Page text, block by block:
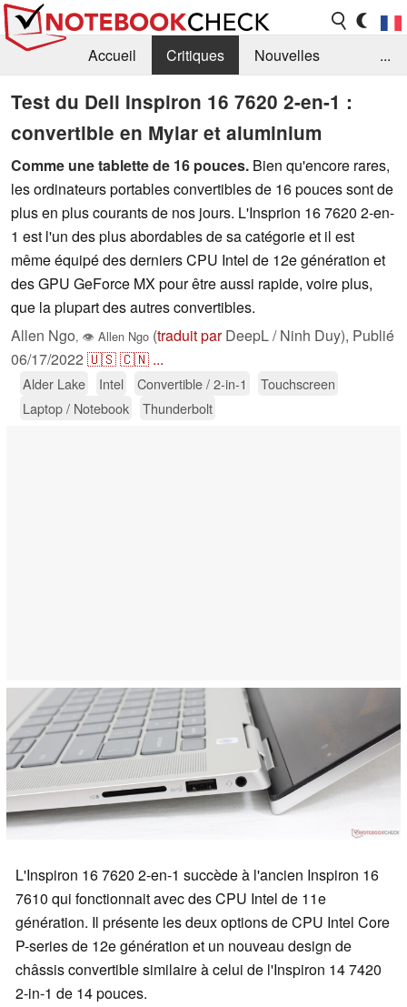
Accueil Critiques
Nouvelles
FAQ
Bibliothèque
Guide d'achat
Recherche
Contact
...
Test du Dell Inspiron 16 7620 2-en-1 :
convertible en Mylar et aluminium
Comme une tablette de 16 pouces. Bien qu'encore rares,
les ordinateurs portables convertibles de 16 pouces sont de
plus en plus courants de nos jours. L'Insprion 16 7620 2-en-
1 est l'un des plus abordables de sa catégorie et il est
même équipé des derniers CPU Intel de 12e génération et
des GPU GeForce MX pour être aussi rapide, voire plus,
que la plupart des autres convertibles.
Allen Ngo, 👁 Allen Ngo (traduit parDeepL / Ninh Duy), Publié
06/17/2022 🇺🇸🇨🇳 ...
Alder Lake Intel Convertible / 2-in-1
Touchscreen
Laptop / Notebook
Thunderbolt
L'Inspiron 16 7620 2-en-1 succède à l'ancien Inspiron 16
7610 qui fonctionnait avec des CPU Intel de 11e
génération. Il présente les deux options de CPU Intel Core
P-series de 12e génération et un nouveau design de
châssis convertible similaire à celui de l'Inspiron 14 7420
2-in-1 de 14 pouces.